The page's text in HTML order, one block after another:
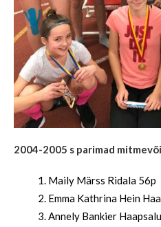
2004-2005 s parimad
Maily Märss Ridala 56p
Emma Kathrina Hein
Annely Bankier